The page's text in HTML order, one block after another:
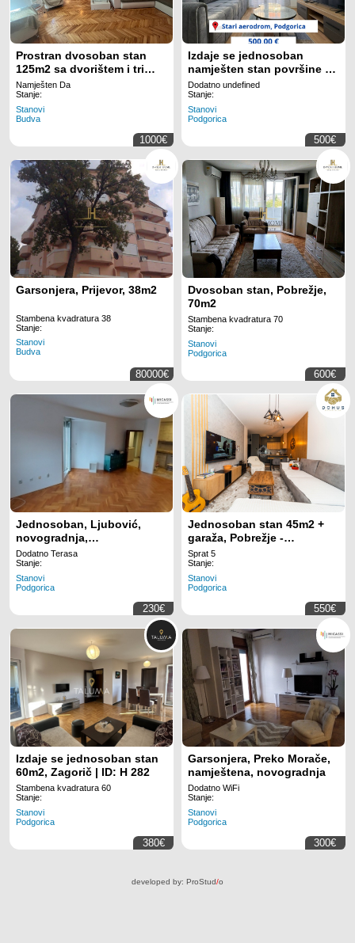
Prostran dvosoban stan
125m2 sa dvorištem i tri
velike terase – Babin Do,
Budva (izdavanje na duzi
period)
Namješten Da
Stanje:
Stanovi
Budva
1000€
Izdaje se jednosoban
namješten stan površine 42
m+parking!
Dodatno undefined
Stanje:
Stanovi
Podgorica
500€
Garsonjera, Prijevor, 38m2
Stambena kvadratura 38
Stanje:
Stanovi
Budva
80000€
Dvosoban stan, Pobrežje,
70m2
Stambena kvadratura 70
Stanje:
Stanovi
Podgorica
600€
Jednosoban, Ljubović,
novogradnja,
polunamješten
Dodatno Terasa
Stanje:
Stanovi
Podgorica
230€
Jednosoban stan 45m2 +
garaža, Pobrežje -
Podgorica
Sprat 5
Stanje:
Stanovi
Podgorica
550€
Izdaje se jednosoban stan
60m2, Zagorič | ID: H 282
Stambena kvadratura 60
Stanje:
Stanovi
Podgorica
380€
Garsonjera, Preko Morače,
namještena, novogradnja
Dodatno WiFi
Stanje:
Stanovi
Podgorica
300€
developed by: ProStud/o